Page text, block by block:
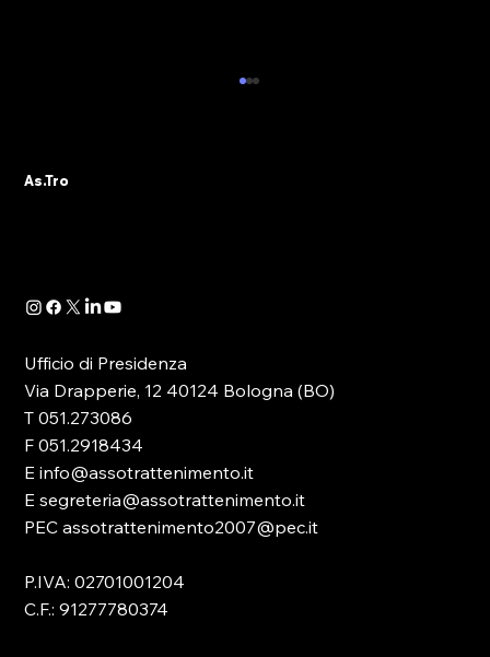
MAGGIORE (BO)
principale nella discussione, soprattutto
As.Tro
Ufficio di Presidenza
Via Drapperie, 12 40124 Bologna (BO)
T 051.273086
F 051.2918434
E info@assotrattenimento.it
E segreteria@assotrattenimento.it
PEC assotrattenimento2007@pec.it
P.IVA: 02701001204
C.F.: 91277780374